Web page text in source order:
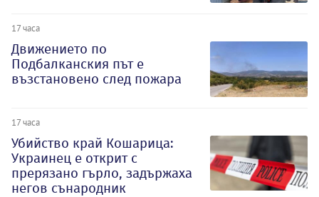
17 часа
Движението по
Подбалканския път е
възстановено след пожара
17 часа
Убийство край Кошарица:
Украинец е открит с
прерязано гърло, задържаха
негов сънародник